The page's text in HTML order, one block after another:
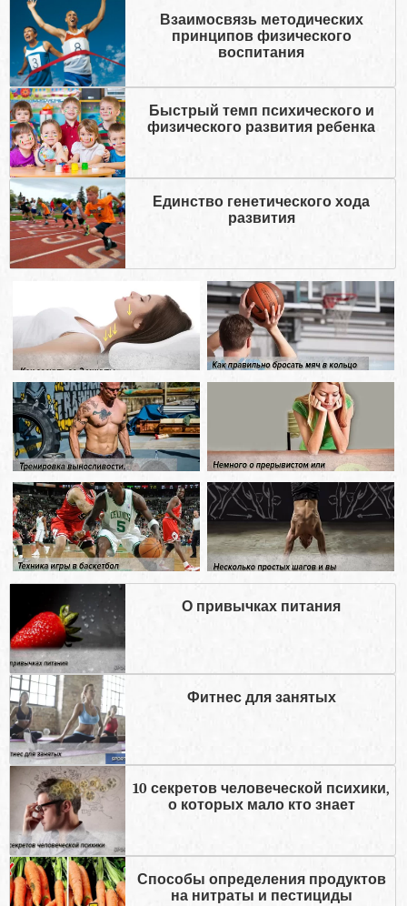
Взаимосвязь методических
принципов физического
воспитания
Быстрый темп психического и
физического развития ребенка
Единство генетического хода
развития
О привычках питания
Фитнес для занятых
10 секретов человеческой психики,
о которых мало кто знает
Способы определения продуктов
на нитраты и пестициды